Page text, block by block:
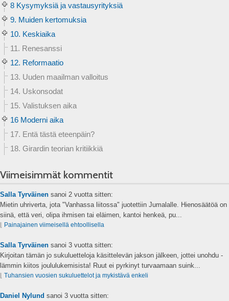
8 Kysymyksiä ja vastausyrityksiä
9. Muiden kertomuksia
10. Keskiaika
11. Renesanssi
12. Reformaatio
13. Uuden maailman valloitus
14. Uskonsodat
15. Valistuksen aika
16 Moderni aika
17. Entä tästä eteenpäin?
18. Girardin teorian kritiikkiä
Viimeisimmät kommentit
Salla Tyrväinen sanoi 2 vuotta sitten:
Mietin uhriverta, jota "Vanhassa liitossa" juotettiin Jumalalle. Hienosäätöä on
siinä, että veri, olipa ihmisen tai eläimen, kantoi henkeä, pu...
⌊ Painajainen viimeisellä ehtoollisella
Salla Tyrväinen sanoi 3 vuotta sitten:
Kirjoitan tämän jo sukuluetteloja käsittelevän jakson jälkeen, jottei unohdu -
lämmin kiitos joululukemisista! Ruut ei pyrkinyt turvaamaan suink...
⌊ Tuhansien vuosien sukuluettelot ja mykistävä enkeli
Daniel Nylund sanoi 3 vuotta sitten: